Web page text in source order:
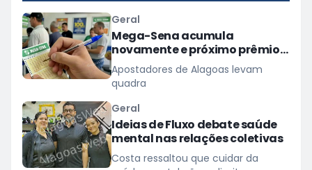
Geral
Mega-Sena acumula
novamente e próximo prêmio
chega a R$ 165 milhões
Apostadores de Alagoas levam
quadra
Geral
Ideias de Fluxo debate saúde
mental nas relações coletivas
Costa ressaltou que cuidar da